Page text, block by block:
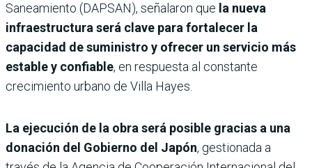
Saneamiento (DAPSAN), señalaron que la nueva
infraestructura será clave para fortalecer la
capacidad de suministro y ofrecer un servicio más
estable y confiable, en respuesta al constante
crecimiento urbano de Villa Hayes.
La ejecución de la obra será posible gracias a una
donación del Gobierno del Japón, gestionada a